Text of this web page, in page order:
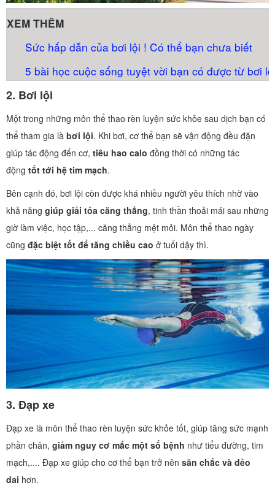
XEM THÊM
Sức hấp dẫn của bơi lội ! Có thể bạn chưa biết
5 bài học cuộc sống tuyệt vời bạn có được từ bơi
2. Bơi lội
Một trong những môn thể thao rèn luyện sức khỏe sau dịch bạn có
thể tham gia là bơi lội. Khi bơi, cơ thể bạn sẽ vận động đều đặn
giúp tác động đến cơ, tiêu hao calo đồng thời có những tác
động tốt tới hệ tim mạch.
Bên cạnh đó, bơi lội còn được khá nhiều người yêu thích nhờ vào
khả năng giúp giải tỏa căng thẳng, tinh thần thoải mái sau những
giờ làm việc, học tập,... căng thẳng mệt mỏi. Môn thể thao ngày
cũng đặc biệt tốt để tăng chiều cao ở tuổi dậy thì.
3. Đạp xe
Đạp xe là môn thể thao rèn luyện sức khỏe tốt, giúp tăng sức mạnh
phần chân, giảm nguy cơ mắc một số bệnh như tiểu đường, tim
mạch,.... Đạp xe giúp cho cơ thể bạn trở nên săn chắc và dẻo
dai hơn.